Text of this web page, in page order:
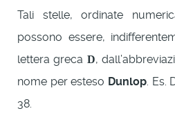
Tali stelle, ordinate
possono essere,
lettera greca D,
nome per esteso Dunlop. Es.
38.